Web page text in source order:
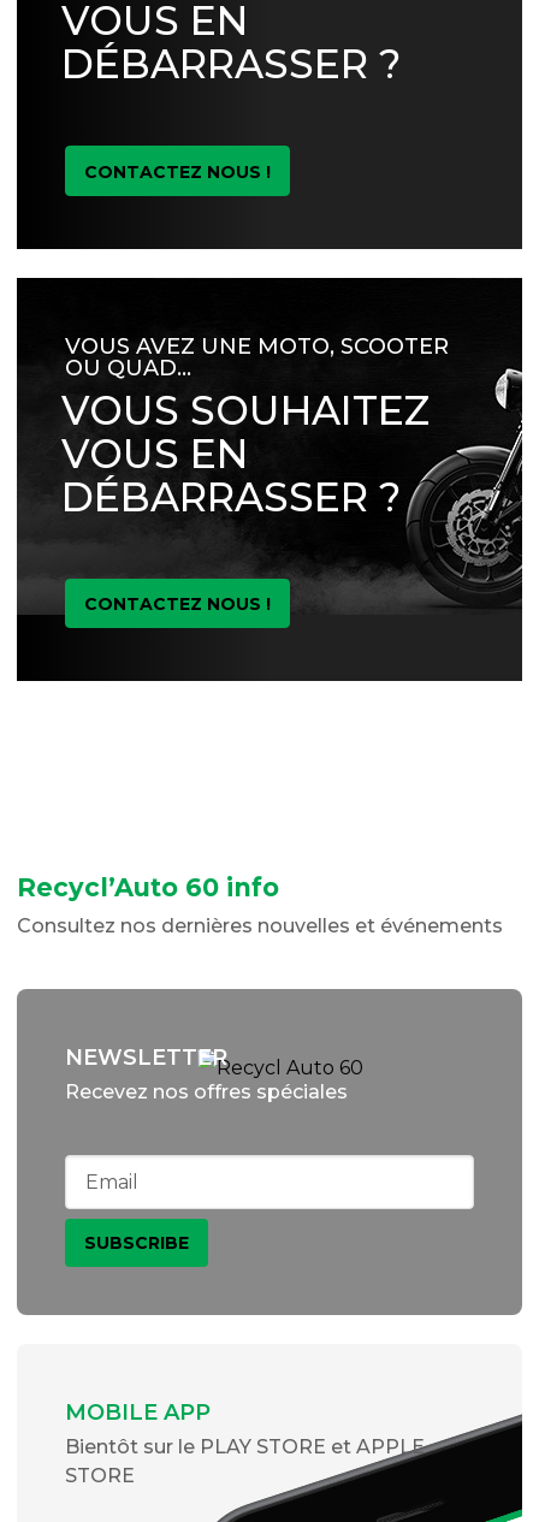
VOUS EN
DÉBARRASSER ?
CONTACTEZ NOUS !
VOUS AVEZ UNE MOTO, SCOOTER
OU QUAD…
VOUS SOUHAITEZ
VOUS EN
DÉBARRASSER ?
CONTACTEZ NOUS !
Recycl’Auto 60 info
Consultez nos dernières nouvelles et événements
NEWSLETTER
Recevez nos offres spéciales
MOBILE APP
Bientôt sur le PLAY STORE et APPLE
STORE